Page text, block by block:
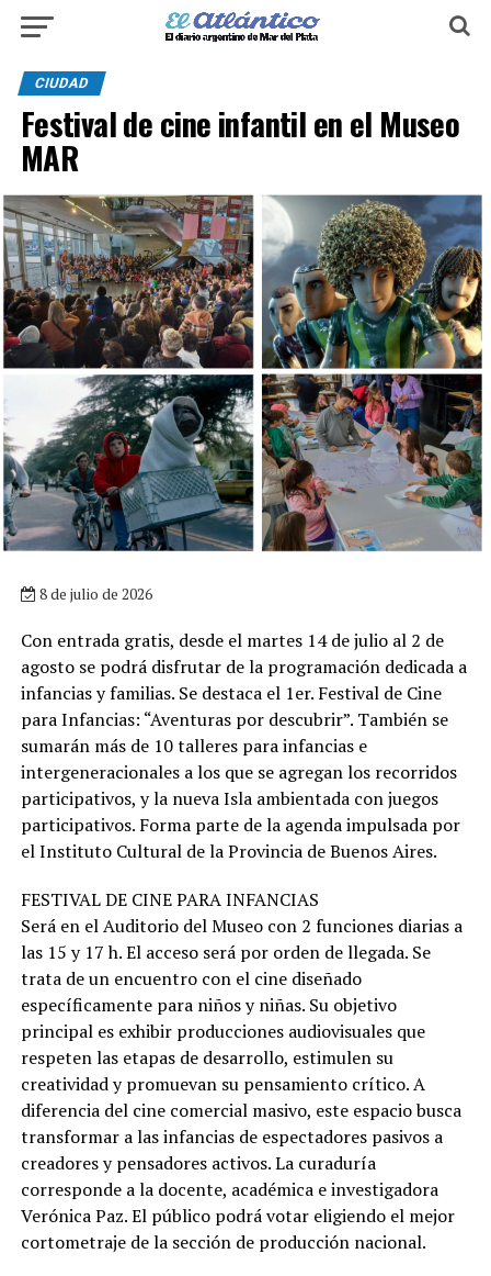
CIUDAD
Festival de cine infantil en el Museo
MAR
8 de julio de 2026
Con entrada gratis, desde el martes 14 de julio al 2 de
agosto se podrá disfrutar de la programación dedicada a
infancias y familias. Se destaca el 1er. Festival de Cine
para Infancias: “Aventuras por descubrir”. También se
sumarán más de 10 talleres para infancias e
intergeneracionales a los que se agregan los recorridos
participativos, y la nueva Isla ambientada con juegos
participativos. Forma parte de la agenda impulsada por
el Instituto Cultural de la Provincia de Buenos Aires.
FESTIVAL DE CINE PARA INFANCIAS
Será en el Auditorio del Museo con 2 funciones diarias a
las 15 y 17 h. El acceso será por orden de llegada. Se
trata de un encuentro con el cine diseñado
específicamente para niños y niñas. Su objetivo
principal es exhibir producciones audiovisuales que
respeten las etapas de desarrollo, estimulen su
creatividad y promuevan su pensamiento crítico. A
diferencia del cine comercial masivo, este espacio busca
transformar a las infancias de espectadores pasivos a
creadores y pensadores activos. La curaduría
corresponde a la docente, académica e investigadora
Verónica Paz. El público podrá votar eligiendo el mejor
cortometraje de la sección de producción nacional.